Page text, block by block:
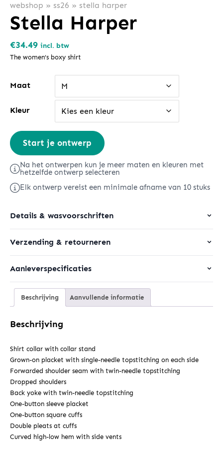
webshop » ss26 » stella harper
Stella Harper
€34.49 incl. btw
The women’s boxy shirt
Maat M
Kleur Kies een kleur
Stella
Harper
aantal
Start je ontwerp
Na het ontwerpen kun je meer maten en kleuren met
hetzelfde ontwerp selecteren
Elk ontwerp vereist een minimale afname van 10 stuks
Details & wasvoorschriften
Verzending & retourneren
Aanleverspecificaties
Beschrijving Aanvullende informatie
Beschrijving
Shirt collar with collar stand
Grown-on placket with single-needle topstitching on each side
Forwarded shoulder seam with twin-needle topstitching
Dropped shoulders
Back yoke with twin-needle topstitching
One-button sleeve placket
One-button square cuffs
Double pleats at cuffs
Curved high-low hem with side vents